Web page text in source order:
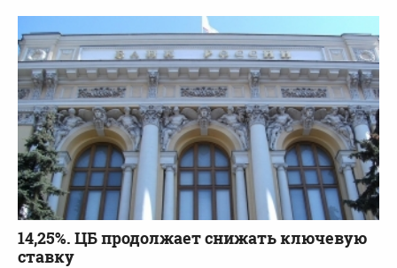
14,25%. ЦБ продолжает снижать ключевую
ставку